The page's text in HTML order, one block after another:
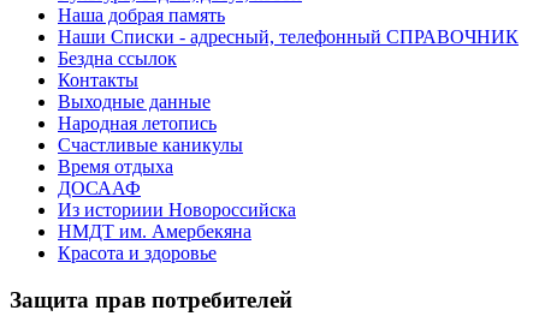
Наша добрая память
Наши Списки - адресный, телефонный СПРАВОЧНИК
Бездна ссылок
Контакты
Выходные данные
Народная летопись
Счастливые каникулы
Время отдыха
ДОСААФ
Из историии Новороссийска
НМДТ им. Амербекяна
Красота и здоровье
Защита прав потребителей